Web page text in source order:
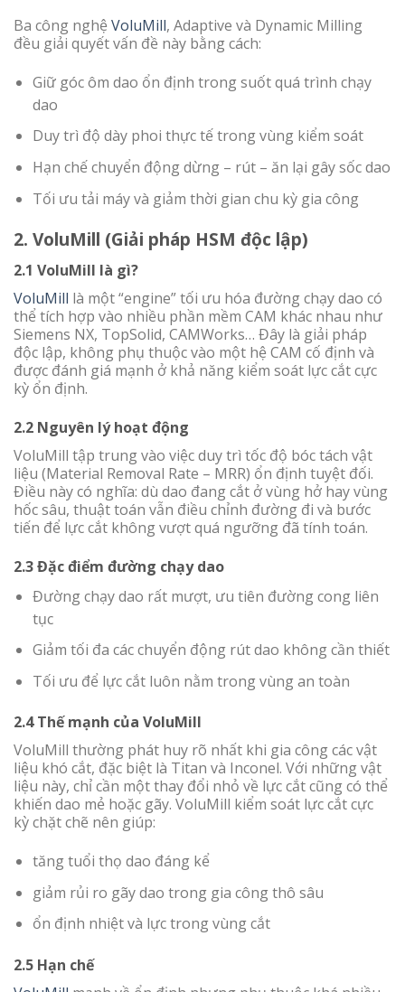
Ba công nghệ VoluMill, Adaptive và Dynamic Milling
đều giải quyết vấn đề này bằng cách:
Giữ góc ôm dao ổn định trong suốt quá trình chạy
dao
Duy trì độ dày phoi thực tế trong vùng kiểm soát
Hạn chế chuyển động dừng – rút – ăn lại gây sốc dao
Tối ưu tải máy và giảm thời gian chu kỳ gia công
2. VoluMill (Giải pháp HSM độc lập)
2.1 VoluMill là gì?
VoluMill là một “engine” tối ưu hóa đường chạy dao có
thể tích hợp vào nhiều phần mềm CAM khác nhau như
Siemens NX, TopSolid, CAMWorks… Đây là giải pháp
độc lập, không phụ thuộc vào một hệ CAM cố định và
được đánh giá mạnh ở khả năng kiểm soát lực cắt cực
kỳ ổn định.
2.2 Nguyên lý hoạt động
VoluMill tập trung vào việc duy trì tốc độ bóc tách vật
liệu (Material Removal Rate – MRR) ổn định tuyệt đối.
Điều này có nghĩa: dù dao đang cắt ở vùng hở hay vùng
hốc sâu, thuật toán vẫn điều chỉnh đường đi và bước
tiến để lực cắt không vượt quá ngưỡng đã tính toán.
2.3 Đặc điểm đường chạy dao
Đường chạy dao rất mượt, ưu tiên đường cong liên
tục
Giảm tối đa các chuyển động rút dao không cần thiết
Tối ưu để lực cắt luôn nằm trong vùng an toàn
2.4 Thế mạnh của VoluMill
VoluMill thường phát huy rõ nhất khi gia công các vật
liệu khó cắt, đặc biệt là Titan và Inconel. Với những vật
liệu này, chỉ cần một thay đổi nhỏ về lực cắt cũng có thể
khiến dao mẻ hoặc gãy. VoluMill kiểm soát lực cắt cực
kỳ chặt chẽ nên giúp:
tăng tuổi thọ dao đáng kể
giảm rủi ro gãy dao trong gia công thô sâu
ổn định nhiệt và lực trong vùng cắt
2.5 Hạn chế